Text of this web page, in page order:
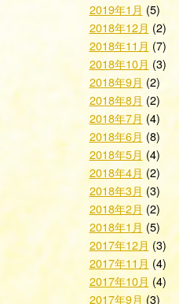
2019年1月 (5)
2018年12月 (2)
2018年11月 (7)
2018年10月 (3)
2018年9月 (2)
2018年8月 (2)
2018年7月 (4)
2018年6月 (8)
2018年5月 (4)
2018年4月 (2)
2018年3月 (3)
2018年2月 (2)
2018年1月 (5)
2017年12月 (3)
2017年11月 (4)
2017年10月 (4)
2017年9月 (3)